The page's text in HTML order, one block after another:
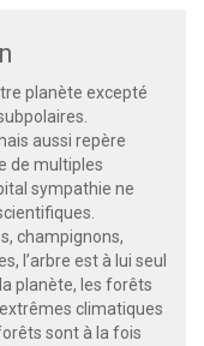
planète excepté
aussi repère
de multiples
sympathie ne
champignons,
l’arbre est à lui seul
planète, les forêts
climatiques
sont à la fois